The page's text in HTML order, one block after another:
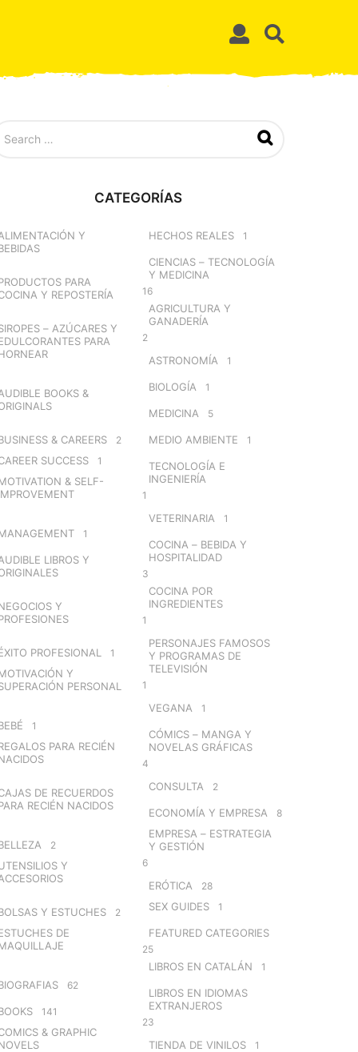
CATEGORÍAS
Y
PARA
Y REPOSTERÍA
– AZÚCARES Y
PARA
BOOKS &
& CAREERS 2
SUCCESS 1
& SELF-
1
LIBROS Y
Y
PROFESIONAL 1
Y
PERSONAL
1
PARA RECIÉN
DE RECUERDOS
RECIÉN NACIDOS
2
Y
Y ESTUCHES 2
DE
62
141
& GRAPHIC
HECHOS REALES 1
CIENCIAS – TECNOLOGÍA
Y MEDICINA
16
AGRICULTURA Y
GANADERÍA
2
ASTRONOMÍA 1
BIOLOGÍA 1
MEDICINA 5
MEDIO AMBIENTE 1
TECNOLOGÍA E
INGENIERÍA
1
VETERINARIA 1
COCINA – BEBIDA Y
HOSPITALIDAD
3
COCINA POR
INGREDIENTES
1
PERSONAJES FAMOSOS
Y PROGRAMAS DE
TELEVISIÓN
1
VEGANA 1
CÓMICS – MANGA Y
NOVELAS GRÁFICAS
4
CONSULTA 2
ECONOMÍA Y EMPRESA 8
EMPRESA – ESTRATEGIA
Y GESTIÓN
6
ERÓTICA 28
SEX GUIDES 1
FEATURED CATEGORIES
25
LIBROS EN CATALÁN 1
LIBROS EN IDIOMAS
EXTRANJEROS
23
TIENDA DE VINILOS 1